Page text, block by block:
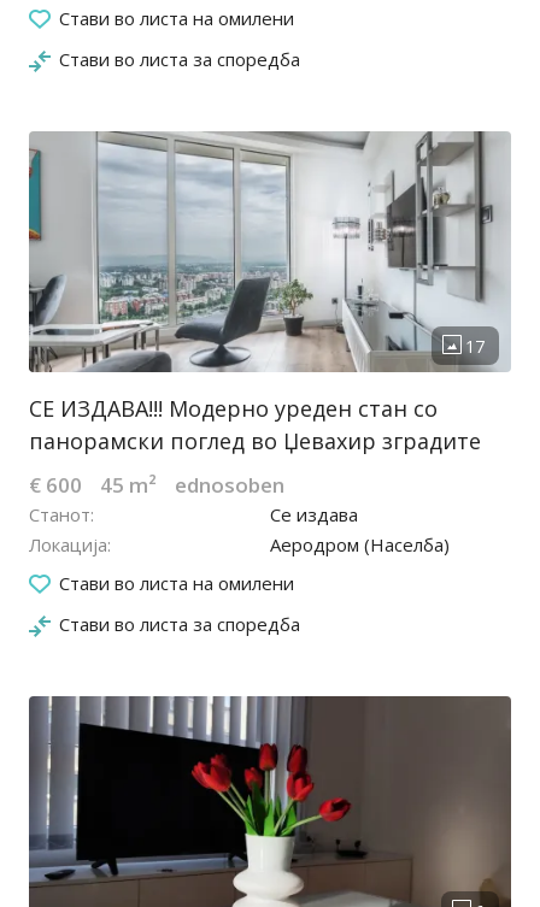
Стави во листа на омилени
Стави во листа за споредба
06.08.2026
СЕ ИЗДАВА!!! Модерно уреден стан со
панорамски поглед во Џевахир зградите
€ 600 45 m² ednosoben
Станот
Се издава
Локација
Аеродром (Населба)
Стави во листа на омилени
Стави во листа за споредба
03.08.2026